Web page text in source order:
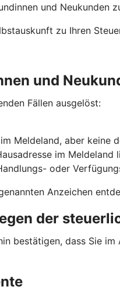
und Neukunden
zu Ihren
und
Fällen ausgelöst:
Meldeland, aber keine
im Meldeland
oder
Anzeichen
der
bestätigen, dass Sie